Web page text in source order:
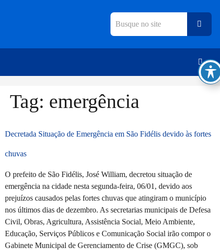
Tag: emergência
Decretada Situação de Emergência em São Fidélis devido às fortes
chuvas
O prefeito de São Fidélis, José William, decretou situação de
emergência na cidade nesta segunda-feira, 06/01, devido aos
prejuízos causados pelas fortes chuvas que atingiram o município
nos últimos dias de dezembro. As secretarias municipais de Defesa
Civil, Obras, Agricultura, Assistência Social, Meio Ambiente,
Educação, Serviços Públicos e Comunicação Social irão compor o
Gabinete Municipal de Gerenciamento de Crise (GMGC), sob